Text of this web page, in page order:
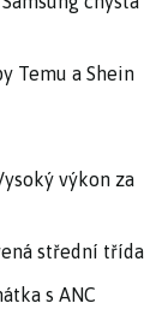
Temu a Shein
výkon za
střední třída
s ANC